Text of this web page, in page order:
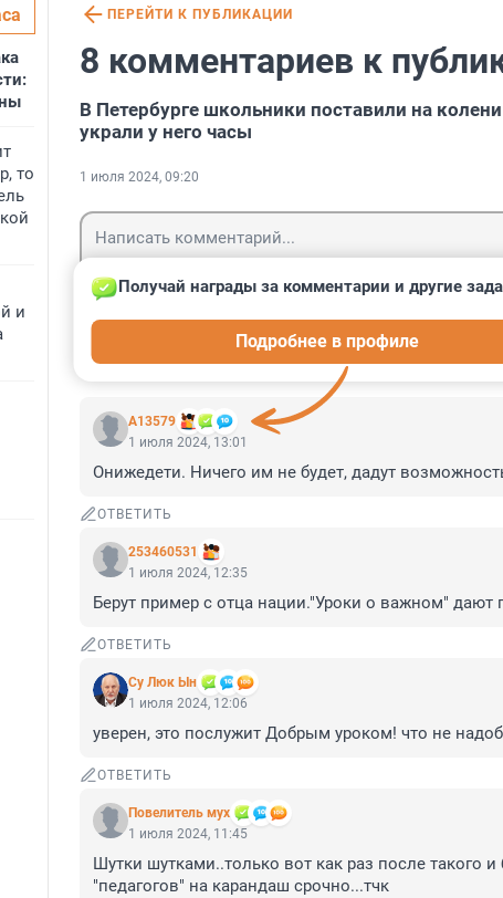
то
и
ПЕРЕЙТИ К ПУБЛИКАЦИИ
8 комментариев к
В Петербурге школьники поставили на
украли у него часы
1 июля 2024, 09:20
А13579
Получай награды за комментарии и другие
Подробнее в профиле
1 июля 2024, 13:01
Онижедети. Ничего им не будет, дадут
ОТВЕТИТЬ
253460531
1 июля 2024, 12:35
Берут пример с отца нации."Уроки о важном" дают
ОТВЕТИТЬ
Су Люк Ын
1 июля 2024, 12:06
уверен, это послужит Добрым уроком! что не
ОТВЕТИТЬ
Повелитель мух
1 июля 2024, 11:45
Шутки шутками..только вот как раз после такого
"педагогов" на карандаш срочно...тчк